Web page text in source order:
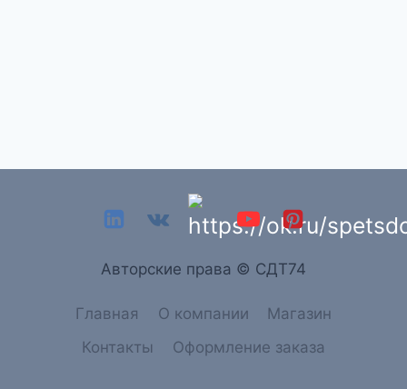
Aвторские права © СДТ74
Главная О компании
Магазин
Контакты
Оформление заказа